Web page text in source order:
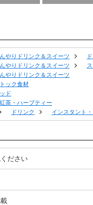
やりドリンク＆スイーツ
やりドリンク＆スイーツ
やりドリンク＆スイーツ
ック食材
ド
茶・ハーブティー
ドリンク インスタント
ださい